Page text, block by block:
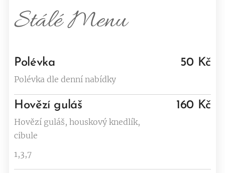
StáléMenu
Polévka
Polévka dle denní nabídky
50 Kč
Hovězí guláš
Hovězí guláš, houskový knedlík,
cibule
1,3,7
160 Kč